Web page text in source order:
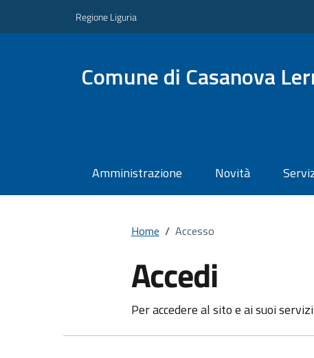
Regione Liguria
Comune di Casanova
Amministrazione Novità
Home / Accesso
Accedi
Per accedere al sito e ai suoi